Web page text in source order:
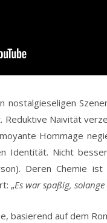
nostalgieseligen
Reduktive Naivität
Hommage
Identität. Nicht
Deren Chemie
„Es war spaßig,
basierend auf dem